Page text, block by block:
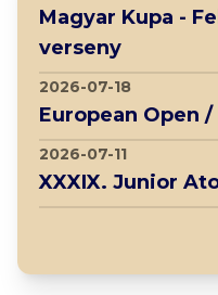
Magyar Kupa -
verseny
2026-07-18
European Open
2026-07-11
XXXIX. Junior